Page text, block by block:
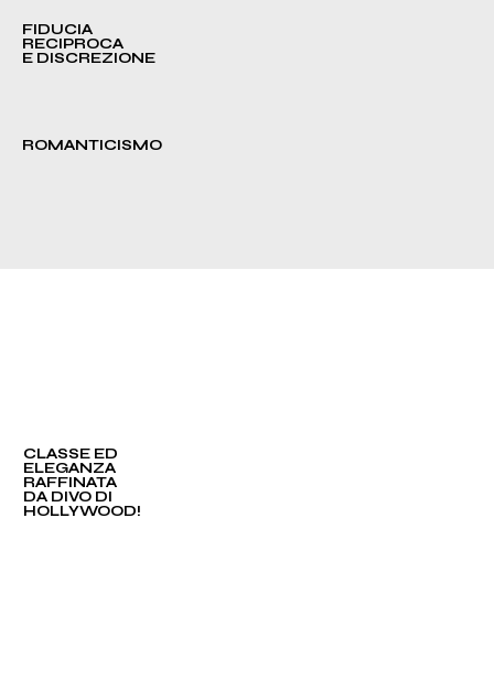
FIDUCIA
RECIPROCA
E DISCREZIONE
ROMANTICISMO
CLASSE ED
ELEGANZA
RAFFINATA
DA DIVO DI
HOLLYWOOD!